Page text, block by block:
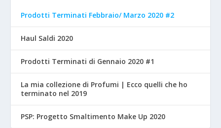
Prodotti Terminati Febbraio/ Marzo 2020 #2
Haul Saldi 2020
Prodotti Terminati di Gennaio 2020 #1
La mia collezione di Profumi | Ecco quelli che ho
terminato nel 2019
PSP: Progetto Smaltimento Make Up 2020